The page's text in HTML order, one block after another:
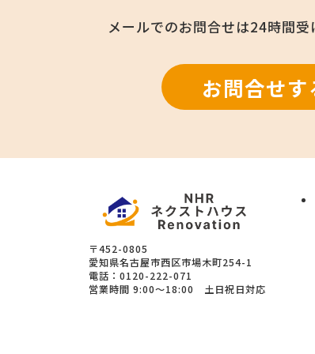
メールでのお問合せは24時間受
お問合せす
〒452-0805
愛知県名古屋市西区市場木町254-1
電話：0120-222-071
営業時間9:00～18:00 土日祝日対応